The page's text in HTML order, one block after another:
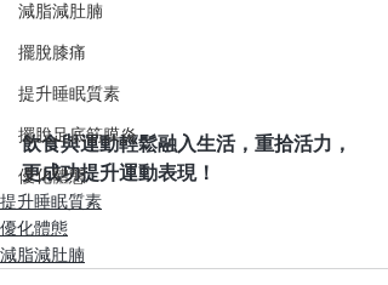
減脂減肚腩
擺脫膝痛
提升睡眠質素
擺脫足底筋膜炎
優化體態
飲食與運動輕鬆融入生活，重拾活力，
更成功提升運動表現！
提升睡眠質素
優化體態
減脂減肚腩